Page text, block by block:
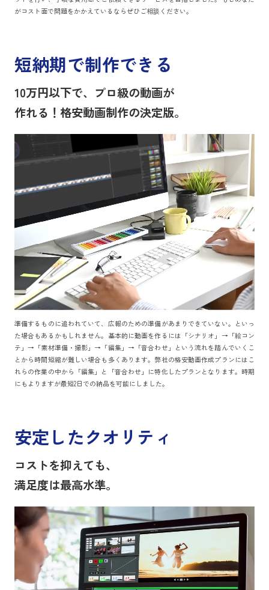
がコスト面で問題をかかえているならぜひご相談ください。
短納期で制作できる
10万円以下で、プロ級の動画が
作れる！格安動画制作の決定版。
準備するものに追われていて、広報のための準備があまりできていない。といっ
た場合もあるかもしれません。基本的に動画を作るには「シナリオ」→「絵コン
テ」→「素材準備・撮影」→「編集」→「音合わせ」という流れを踏んでいくこ
とから時間短縮が難しい場合も多くあります。弊社の格安動画作成プランにはこ
れらの作業の中から「編集」と「音合わせ」に特化したプランとなります。時期
にもよりますが最短2日での納品を可能にしました。
安定したクオリティ
コストを抑えても、
満足度は最高水準。